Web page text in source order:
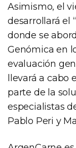
Asimismo, el
desarrollará el
donde se
Genómica en
evaluación
llevará a cabo
parte de la
especialistas
Pablo Peri y